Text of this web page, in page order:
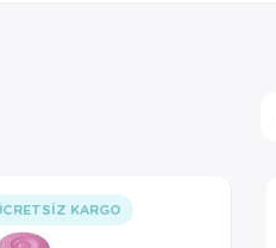
KARGO